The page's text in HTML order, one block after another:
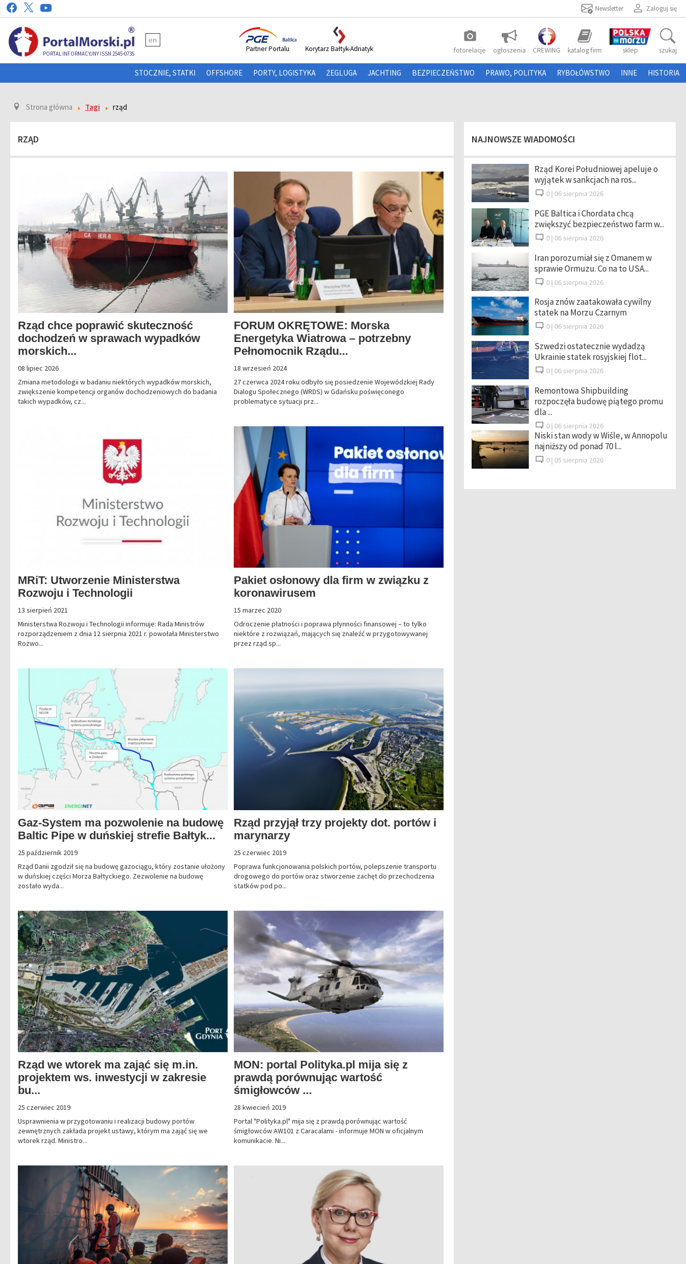
Zaloguj się
Newsletter
PORTAL INFORMACYJNY ISSN 2545-0735
en photo_camera
fotorelacje ogłoszenia CREWING katalog firm sklep szukaj
Partner Portalu Korytarz Bałtyk-Adriatyk
STOCZNIE, STATKI OFFSHORE PORTY, LOGISTYKA ŻEGLUGA JACHTING BEZPIECZEŃSTWO PRAWO, POLITYKA RYBOŁÓWSTWO INNE HISTORIA
Strona główna Tagi rząd
RZĄD
Rząd chce poprawić skuteczność
dochodzeń w sprawach wypadków
morskich...
08 lipiec 2026
Zmiana metodologii w badaniu niektórych wypadków morskich,
zwiększenie kompetencji organów dochodzeniowych do badania
takich wypadków, cz...
FORUM OKRĘTOWE: Morska
Energetyka Wiatrowa – potrzebny
Pełnomocnik Rządu...
18 wrzesień 2024
27 czerwca 2024 roku odbyło się posiedzenie Wojewódzkiej Rady
Dialogu Społecznego (WRDS) w Gdańsku poświęconego
problematyce sytuacji prz...
MRiT: Utworzenie Ministerstwa
Rozwoju i Technologii
13 sierpień 2021
Ministerstwa Rozwoju i Technologii informuje: Rada Ministrów
rozporządzeniem z dnia 12 sierpnia 2021 r. powołała Ministerstwo
Rozwo...
Pakiet osłonowy dla firm w związku z
koronawirusem
15 marzec 2020
Odroczenie płatności i poprawa płynności finansowej – to tylko
niektóre z rozwiązań, mających się znaleźć w przygotowywanej
przez rząd sp...
Gaz-System ma pozwolenie na budowę
Baltic Pipe w duńskiej strefie Bałtyk...
25 październik 2019
Rząd Danii zgodził się na budowę gazociągu, który zostanie ułożony
w duńskiej części Morza Bałtyckiego. Zezwolenie na budowę
zostało wyda...
Rząd przyjął trzy projekty dot. portów i
marynarzy
25 czerwiec 2019
Poprawa funkcjonowania polskich portów, polepszenie transportu
drogowego do portów oraz stworzenie zachęt do przechodzenia
statków pod po...
Rząd we wtorek ma zająć się m.in.
projektem ws. inwestycji w zakresie
bu...
25 czerwiec 2019
Usprawnienia w przygotowaniu i realizacji budowy portów
zewnętrznych zakłada projekt ustawy, którym ma zająć się we
wtorek rząd. Ministro...
MON: portal Polityka.pl mija się z
prawdą porównując wartość
śmigłowców ...
28 kwiecień 2019
Portal "Polityka.pl" mija się z prawdą porównując wartość
śmigłowców AW101 z Caracalami - informuje MON w oficjalnym
komunikacie. Ni...
NAJNOWSZE WIADOMOŚCI
Rząd Korei Południowej apeluje o
wyjątek w sankcjach na ros...
0 | 06 sierpnia 2026
PGE Baltica i Chordata chcą
zwiększyć bezpieczeństwo farm w...
0 | 06 sierpnia 2026
Iran porozumiał się z Omanem w
sprawie Ormuzu. Co na to USA...
0 | 06 sierpnia 2026
Rosja znów zaatakowała cywilny
statek na Morzu Czarnym
0 | 06 sierpnia 2026
Szwedzi ostatecznie wydadzą
Ukrainie statek rosyjskiej flot...
0 | 06 sierpnia 2026
Remontowa Shipbuilding
rozpoczęła budowę piątego promu
dla ...
0 | 06 sierpnia 2026
Niski stan wody w Wiśle, w Annopolu
najniższy od ponad 70 l...
0 | 05 sierpnia 2026